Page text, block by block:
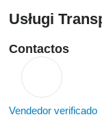
Usługi
Contactos
Vendedor verificado